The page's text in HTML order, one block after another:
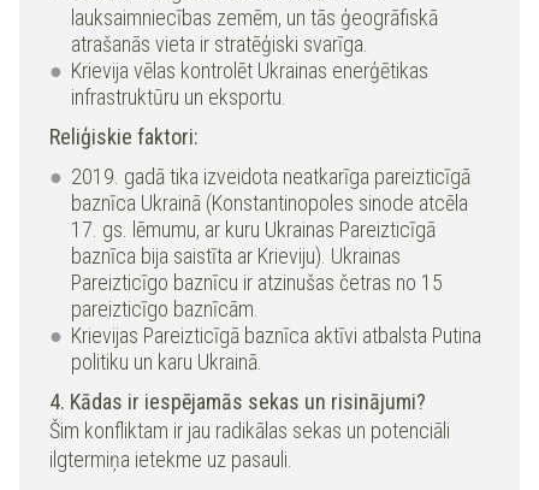
lauksaimniecības zemēm, un tās ģeogrāfiskā
atrašanās vieta ir stratēģiski svarīga.
Krievija vēlas kontrolēt Ukrainas enerģētikas
infrastruktūru un eksportu.
Reliģiskie faktori:
2019. gadā tika izveidota neatkarīga pareizticīgā
baznīca Ukrainā (Konstantinopoles sinode atcēla
17. gs. lēmumu, ar kuru Ukrainas Pareizticīgā
baznīca bija saistīta ar Krieviju). Ukrainas
Pareizticīgo baznīcu ir atzinušas četras no 15
pareizticīgo baznīcām.
Krievijas Pareizticīgā baznīca aktīvi atbalsta Putina
politiku un karu Ukrainā.
4. Kādas ir iespējamās sekas un risinājumi?
Šim konfliktam ir jau radikālas sekas un potenciāli
ilgtermiņa ietekme uz pasauli.